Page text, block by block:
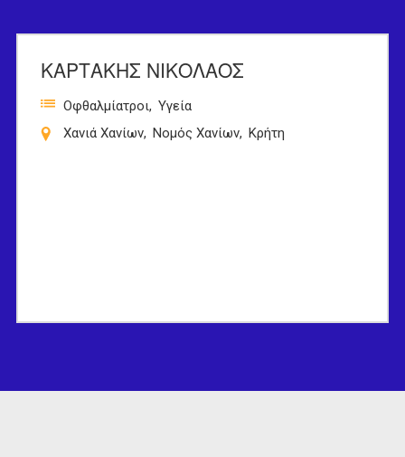
ΚΑΡΤΑΚΗΣ ΝΙΚΟΛΑΟΣ
Οφθαλμίατροι Υγεία
Χανιά Χανίων Νομός Χανίων Κρήτη